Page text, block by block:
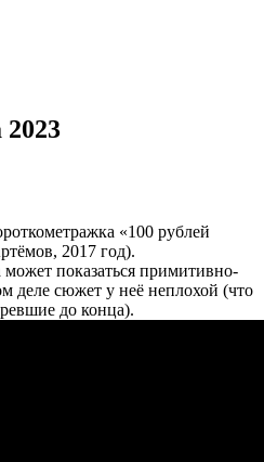
2023
«100 рублей
2017 год).
показаться примитивно-
деле сюжет у неё неплохой (что
до конца).